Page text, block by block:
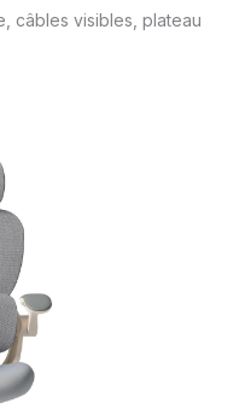
câbles visibles, plateau